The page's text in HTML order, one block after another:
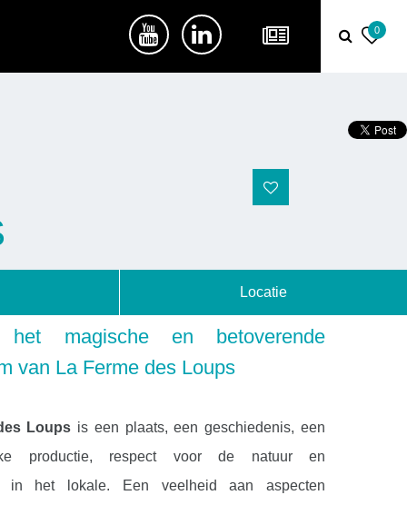
0
Locatie
het magische en betoverende
van La Ferme des Loups
Loups is een plaats, een geschiedenis, een
productie, respect voor de natuur en
in het lokale. Een veelheid aan aspecten